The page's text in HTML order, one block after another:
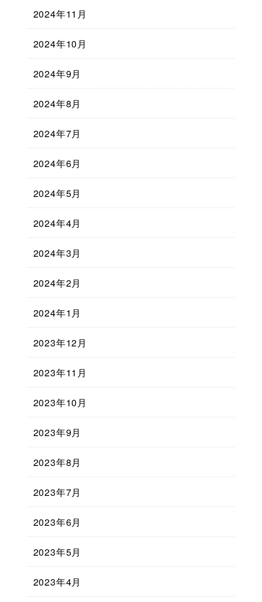
2024年11月
2024年10月
2024年9月
2024年8月
2024年7月
2024年6月
2024年5月
2024年4月
2024年3月
2024年2月
2024年1月
2023年12月
2023年11月
2023年10月
2023年9月
2023年8月
2023年7月
2023年6月
2023年5月
2023年4月